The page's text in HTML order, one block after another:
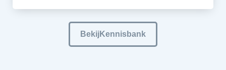
BekijKennisbank